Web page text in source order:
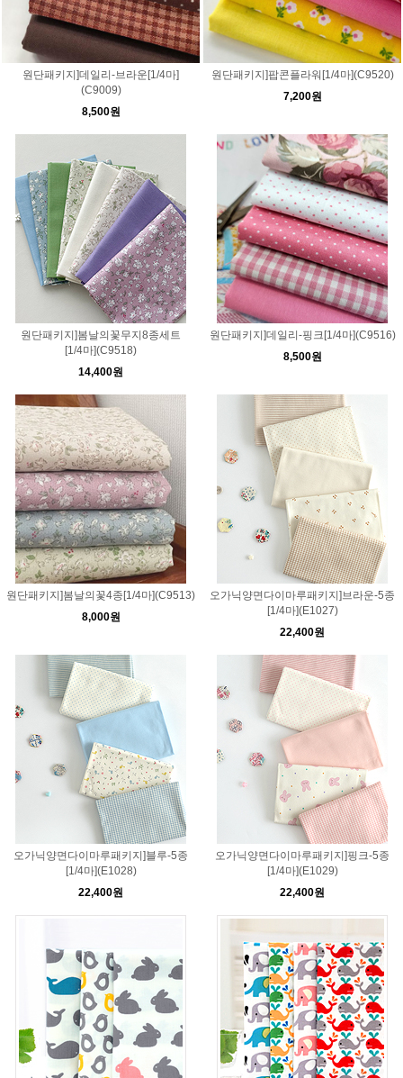
원단패키지]데일리-브라운[1/4마]
(C9009)
8,500원
원단패키지]팝콘플라워[1/4마](C9520)
7,200원
원단패키지]봄날의꽃무지8종세트
[1/4마](C9518)
14,400원
원단패키지]데일리-핑크[1/4마](C9516)
8,500원
원단패키지]봄날의꽃4종[1/4마](C9513)
8,000원
오가닉양면다이마루패키지]브라운-5종
[1/4마](E1027)
22,400원
오가닉양면다이마루패키지]블루-5종
[1/4마](E1028)
22,400원
오가닉양면다이마루패키지]핑크-5종
[1/4마](E1029)
22,400원